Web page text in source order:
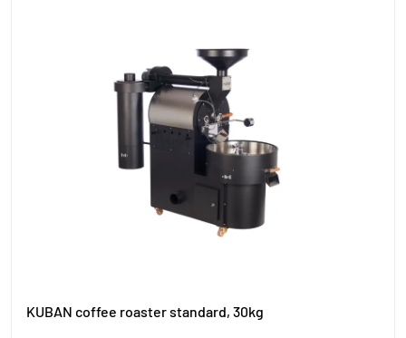
KUBAN coffee roaster standard, 30kg